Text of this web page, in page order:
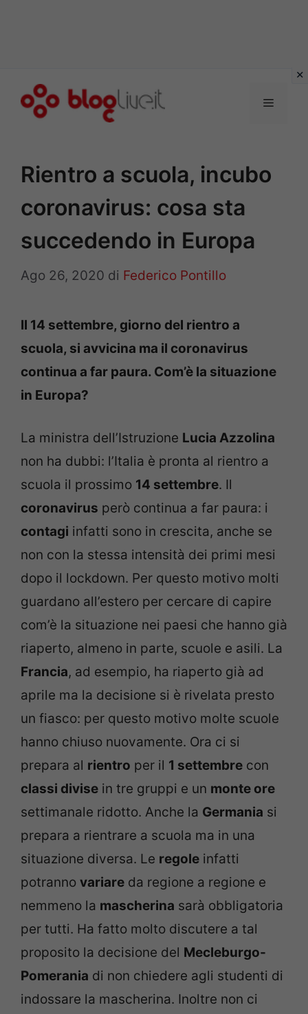
Menu
Rientro a scuola, incubo
coronavirus: cosa sta
succedendo in Europa
Ago 26, 2020 di Federico Pontillo
Il 14 settembre, giorno del rientro a
scuola, si avvicina ma il coronavirus
continua a far paura. Com’è la situazione
in Europa?
La ministra dell’Istruzione Lucia Azzolina
non ha dubbi: l’Italia è pronta al rientro a
scuola il prossimo 14 settembre. Il
coronavirus però continua a far paura: i
contagi infatti sono in crescita, anche se
non con la stessa intensità dei primi mesi
dopo il lockdown. Per questo motivo molti
guardano all’estero per cercare di capire
com’è la situazione nei paesi che hanno già
riaperto, almeno in parte, scuole e asili. La
Francia, ad esempio, ha riaperto già ad
aprile ma la decisione si è rivelata presto
un fiasco: per questo motivo molte scuole
hanno chiuso nuovamente. Ora ci si
prepara al rientro per il 1 settembre con
classi divise in tre gruppi e un monte ore
settimanale ridotto. Anche la Germania si
prepara a rientrare a scuola ma in una
situazione diversa. Le regole infatti
potranno variare da regione a regione e
nemmeno la mascherina sarà obbligatoria
per tutti. Ha fatto molto discutere a tal
proposito la decisione del Mecleburgo-
Pomerania di non chiedere agli studenti di
indossare la mascherina. Inoltre non ci